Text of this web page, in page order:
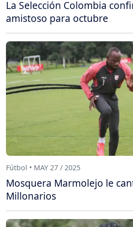
La Selección Colombia
amistoso para octubre
Fútbol • MAY 27 / 2025
Mosquera Marmolejo le
Millonarios